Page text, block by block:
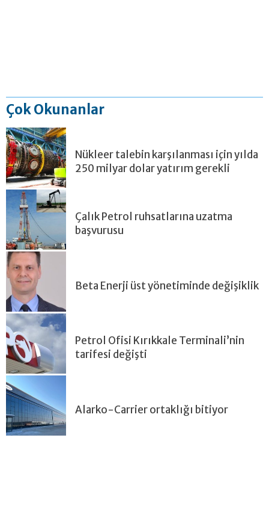
Çok Okunanlar
Nükleer talebin karşılanması için yılda
250 milyar dolar yatırım gerekli
Çalık Petrol ruhsatlarına uzatma
başvurusu
Beta Enerji üst yönetiminde değişiklik
Petrol Ofisi Kırıkkale Terminali’nin
tarifesi değişti
Alarko-Carrier ortaklığı bitiyor